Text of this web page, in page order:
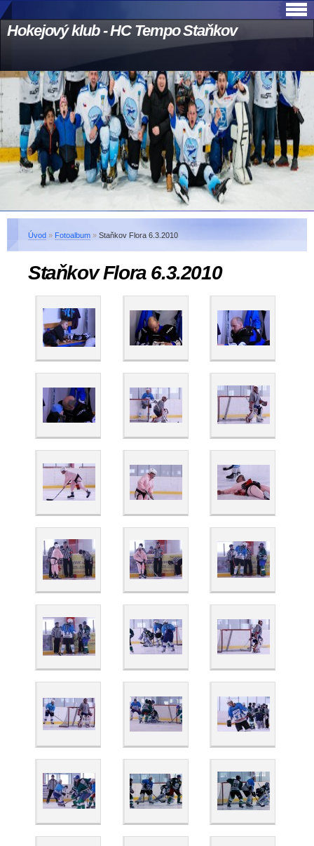
Hokejový klub - HC Tempo Staňkov
Úvod » Fotoalbum » Staňkov Flora 6.3.2010
Staňkov Flora 6.3.2010